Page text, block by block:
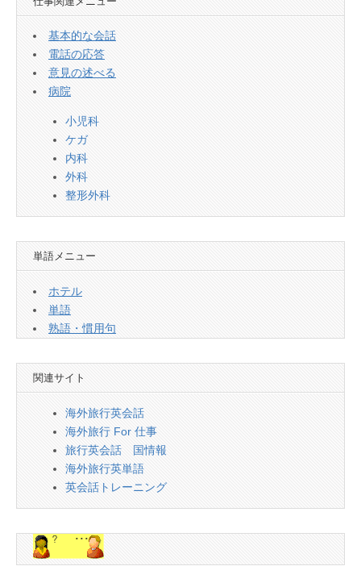
基本的な会話
電話の応答
意見の述べる
病院
小児科
ケガ
内科
外科
整形外科
単語メニュー
ホテル
単語
熟語・慣用句
関連サイト
海外旅行英会話
海外旅行 For 仕事
旅行英会話 国情報
海外旅行英単語
英会話トレーニング